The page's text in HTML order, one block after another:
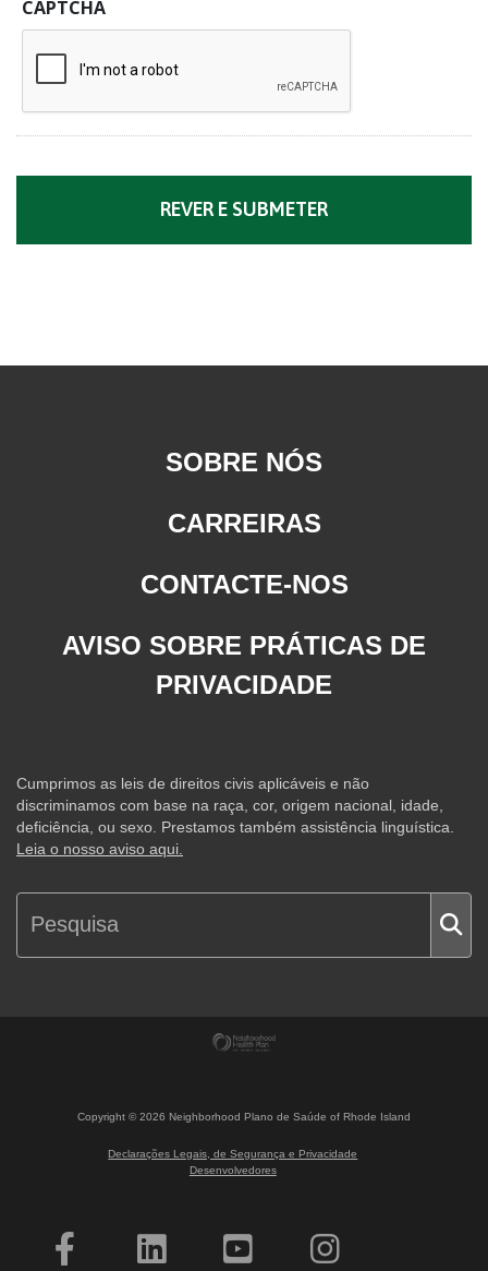
CAPTCHA
SOBRE NÓS
CARREIRAS
CONTACTE-NOS
AVISO SOBRE PRÁTICAS DE
PRIVACIDADE
Cumprimos as leis de direitos civis aplicáveis e não
discriminamos com base na raça, cor, origem nacional, idade,
deficiência, ou sexo. Prestamos também assistência linguística.
Leia o nosso aviso aqui.
Copyright ©2026 Neighborhood Plano de Saúde of Rhode Island
Declarações Legais, de Segurança e Privacidade
Desenvolvedores